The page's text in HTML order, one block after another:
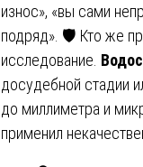
износ», «вы сами
подряд». 🛡️ Кто же
исследование.
досудебной стадии
до миллиметра и
применил